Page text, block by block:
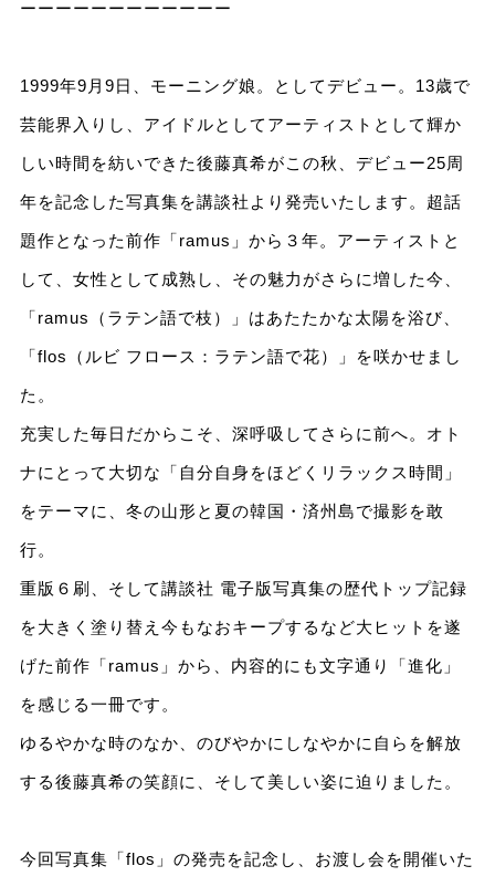
ーーーーーーーーーーーー
1999年9月9日、モーニング娘。としてデビュー。13歳で
芸能界入りし、アイドルとしてアーティストとして輝か
しい時間を紡いできた後藤真希がこの秋、デビュー25周
年を記念した写真集を講談社より発売いたします。超話
題作となった前作「ramus」から３年。アーティストと
して、女性として成熟し、その魅力がさらに増した今、
「ramus（ラテン語で枝）」はあたたかな太陽を浴び、
「flos（ルビ フロース：ラテン語で花）」を咲かせまし
た。
充実した毎日だからこそ、深呼吸してさらに前へ。オト
ナにとって大切な「自分自身をほどくリラックス時間」
をテーマに、冬の山形と夏の韓国・済州島で撮影を敢
行。
重版６刷、そして講談社 電子版写真集の歴代トップ記録
を大きく塗り替え今もなおキープするなど大ヒットを遂
げた前作「ramus」から、内容的にも文字通り「進化」
を感じる一冊です。
ゆるやかな時のなか、のびやかにしなやかに自らを解放
する後藤真希の笑顔に、そして美しい姿に迫りました。
今回写真集「flos」の発売を記念し、お渡し会を開催いた